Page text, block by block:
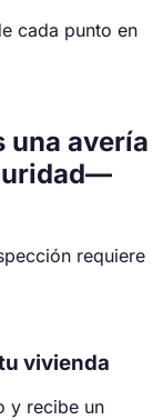
cada punto en
una avería
requiere
vivienda
y recibe un